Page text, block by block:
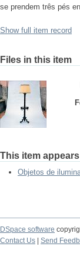
se prendem três pés
Show full item record
Files in this item
This item
Objetos de
DSpace software
Contact Us
Send